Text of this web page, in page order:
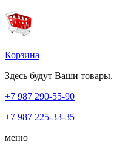
Корзина
Здесь будут Ваши товары.
+7 987 290-55-90
+7 987 225-33-35
меню